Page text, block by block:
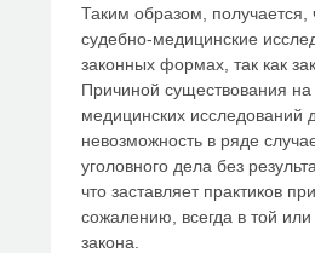
Таким образом, получается,
судебно-медицинские
законных формах, так как
Причиной существования
медицинских исследований
невозможность в ряде
уголовного дела без
что заставляет практиков
сожалению, всегда в той
закона.